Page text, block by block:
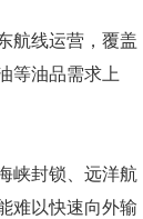
航线运营，覆盖
等油品需求上
峡封锁、远洋航
难以快速向外输